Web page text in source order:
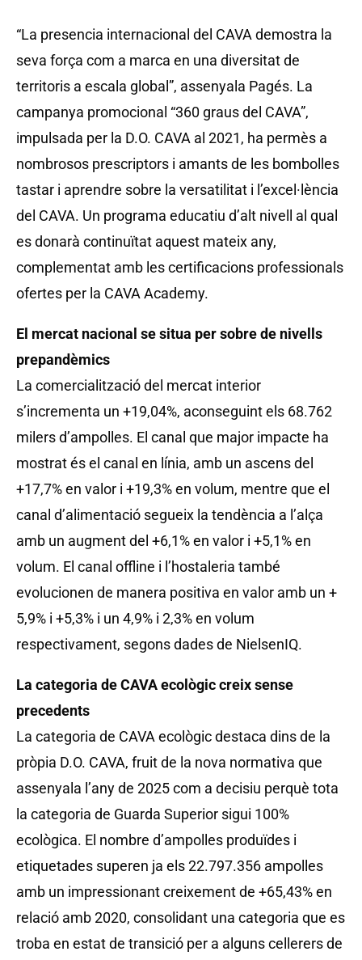
“La presencia internacional del CAVA demostra la
seva força com a marca en una diversitat de
territoris a escala global”, assenyala Pagés. La
campanya promocional “360 graus del CAVA”,
impulsada per la D.O. CAVA al 2021, ha permès a
nombrosos prescriptors i amants de les bombolles
tastar i aprendre sobre la versatilitat i l’excel·lència
del CAVA. Un programa educatiu d’alt nivell al qual
es donarà continuïtat aquest mateix any,
complementat amb les certificacions professionals
ofertes per la CAVA Academy.
El mercat nacional se situa per sobre de nivells
prepandèmics
La comercialització del mercat interior
s’incrementa un +19,04%, aconseguint els 68.762
milers d’ampolles. El canal que major impacte ha
mostrat és el canal en línia, amb un ascens del
+17,7% en valor i +19,3% en volum, mentre que el
canal d’alimentació segueix la tendència a l’alça
amb un augment del +6,1% en valor i +5,1% en
volum. El canal offline i l’hostaleria també
evolucionen de manera positiva en valor amb un +
5,9% i +5,3% i un 4,9% i 2,3% en volum
respectivament, segons dades de NielsenIQ.
La categoria de CAVA ecològic creix sense
precedents
La categoria de CAVA ecològic destaca dins de la
pròpia D.O. CAVA, fruit de la nova normativa que
assenyala l’any de 2025 com a decisiu perquè tota
la categoria de Guarda Superior sigui 100%
ecològica. El nombre d’ampolles produïdes i
etiquetades superen ja els 22.797.356 ampolles
amb un impressionant creixement de +65,43% en
relació amb 2020, consolidant una categoria que es
troba en estat de transició per a alguns cellerers de